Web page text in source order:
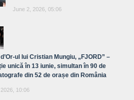
June 2, 2026, 05:06
ul lui Cristian Mungiu, „FJORD” –
unică în 13 iunie, simultan în 90 de
din 52 de orașe din România
10:06